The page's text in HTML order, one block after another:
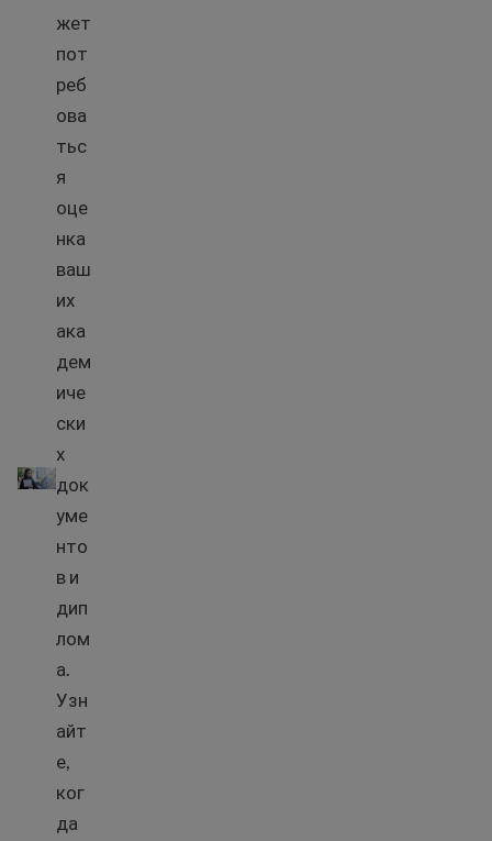
Перевод иностранных транскриптов
жет
пот
реб
ова
тьс
я
оце
нка
ваш
их
ака
дем
иче
ски
х
док
уме
нто
в и
дип
лом
а.
Узн
айт
е,
ког
да